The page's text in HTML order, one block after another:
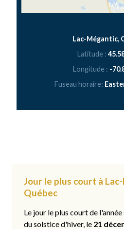
Lac-Mégantic,
Latitude :
Longitude : -
Fuseau horaire:
Jour le plus court à
Québec
Le jour le plus court de
du solstice d'hiver, le 21